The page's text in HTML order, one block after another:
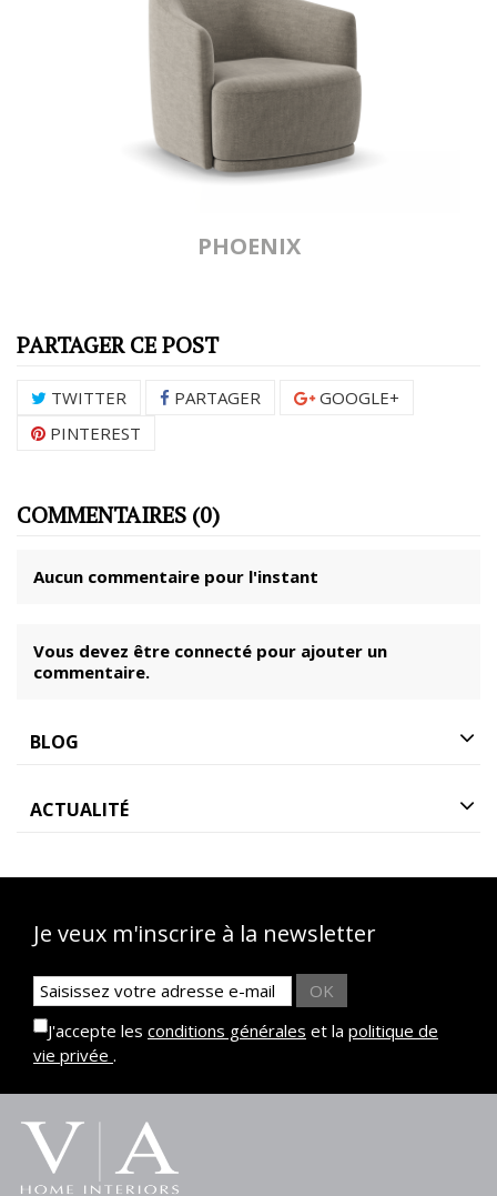
PHOENIX
PARTAGER CE POST
TWITTER PARTAGER
GOOGLE+
PINTEREST
COMMENTAIRES (0)
Aucun commentaire pour l'instant
Vous devez être connecté pour ajouter un
commentaire.
BLOG
ACTUALITÉ
Je veux m'inscrire à la newsletter
OK
J'accepte les conditions générales et la politique de
vie privée .